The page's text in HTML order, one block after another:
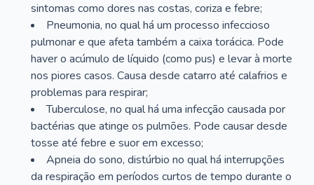
sintomas como dores nas costas, coriza e febre;
Pneumonia, no qual há um processo infeccioso
pulmonar e que afeta também a caixa torácica. Pode
haver o acúmulo de líquido (como pus) e levar à morte
nos piores casos. Causa desde catarro até calafrios e
problemas para respirar;
Tuberculose, no qual há uma infecção causada por
bactérias que atinge os pulmões. Pode causar desde
tosse até febre e suor em excesso;
Apneia do sono, distúrbio no qual há interrupções
da respiração em períodos curtos de tempo durante o